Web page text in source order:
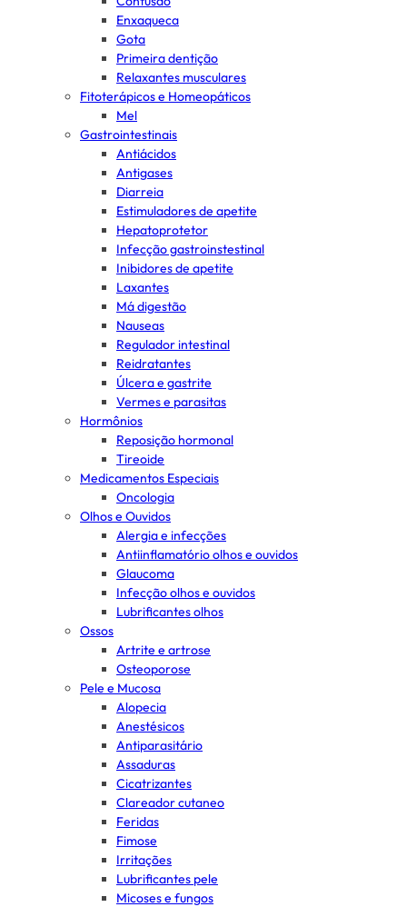
Enxaqueca
Gota
Primeira dentição
Relaxantes musculares
Fitoterápicos e Homeopáticos
Mel
Gastrointestinais
Antiácidos
Antigases
Diarreia
Estimuladores de apetite
Hepatoprotetor
Infecção gastroinstestinal
Inibidores de apetite
Laxantes
Má digestão
Nauseas
Regulador intestinal
Reidratantes
Úlcera e gastrite
Vermes e parasitas
Hormônios
Reposição hormonal
Tireoide
Medicamentos Especiais
Oncologia
Olhos e Ouvidos
Alergia e infecções
Antiinflamatório olhos e ouvidos
Glaucoma
Infecção olhos e ouvidos
Lubrificantes olhos
Ossos
Artrite e artrose
Osteoporose
Pele e Mucosa
Alopecia
Anestésicos
Antiparasitário
Assaduras
Cicatrizantes
Clareador cutaneo
Feridas
Fimose
Irritações
Lubrificantes pele
Micoses e fungos